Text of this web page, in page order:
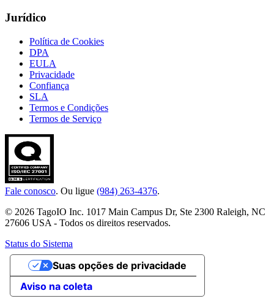
Jurídico
Política de Cookies
DPA
EULA
Privacidade
Confiança
SLA
Termos e Condições
Termos de Serviço
Fale conosco. Ou ligue (984) 263-4376.
© 2026 TagoIO Inc. 1017 Main Campus Dr, Ste 2300 Raleigh, NC
27606 USA - Todos os direitos reservados.
Status do Sistema
Aviso na coleta
Suas opções de privacidade